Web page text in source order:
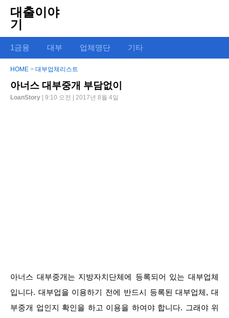
대출이야
기
1금융 대부 업체명단 기타
HOME > 대부업체리스트
아너스 대부중개 부담없이
LoanStory | 9:10 오전 | 2017년 8월 4일
아너스 대부중개는 지방자치단체에 등록되어 있는 대부업체
입니다. 대부업을 이용하기 전에 반드시 등록된 대부업체, 대
부중개 업인지 확인을 하고 이용을 하여야 합니다. 그래야 위